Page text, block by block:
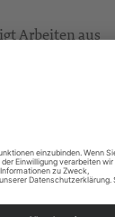
Arbeiten aus
ausgeführt sind.
blasewitz.de